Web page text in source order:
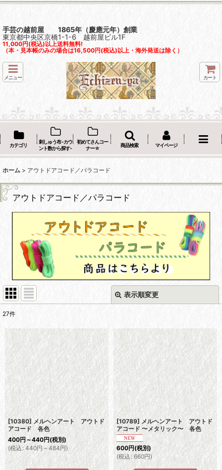
手芸の越前屋 1865年（慶應元年）創業
東京都中央区京橋1-1-6 越前屋ビル1F
11,000円(税込)以上送料無料!
（本・見本帳のみの場合は16,500円(税込)以上・海外発送は除く）
メニュー カート
カテゴリ
刺しゅう布 -カウ
ント数から探す-
初めてさんコー
ナー☆
商品検索 マイページ
ホーム > アウトドアコード／パラコード
アウトドアコード／パラコード
表示順変更
表示数
並び順:
絞り込む
27件
[10380] メルヘンアート アウトド
アコード 各色
400円 ～440円(税別)
(税込: 440円～484円)
[10789] メルヘンアート アウトド
アコード 〜メタリック〜 各色
600円(税別)
(税込 : 660円)